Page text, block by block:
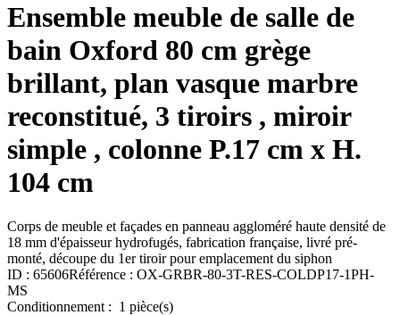
Ensemble meuble de salle de
bain Oxford 80 cm grège
brillant, plan vasque marbre
reconstitué, 3 tiroirs , miroir
simple , colonne P.17 cm x H.
104 cm
Corps de meuble et façades en panneau aggloméré haute densité de
18 mm d'épaisseur hydrofugés, fabrication française, livré pré-
monté, découpe du 1er tiroir pour emplacement du siphon
ID : 65606Référence : OX-GRBR-80-3T-RES-COLDP17-1PH-
MS
Conditionnement : 1 pièce(s)